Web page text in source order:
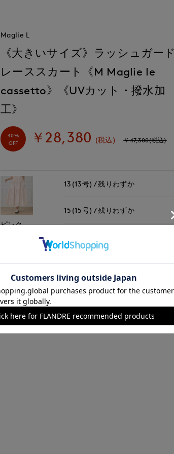
Maglie L
《大きいサイズ》ラッシュガード
レーススカート《M Maglie le
cassetto》《UVカット・撥水加
工》
40%
OFF
￥28,380 (税込) ￥47,300(税込)
ピンク
￥28,380 (税込)
13(13号) 残りわずか
15(15号) 残りわずか
ネイビー
￥28,380 (税込)
17(17号) 在庫なし